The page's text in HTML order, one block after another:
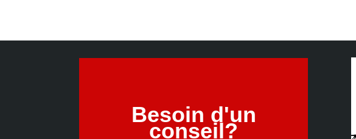
Besoin d'un
conseil?